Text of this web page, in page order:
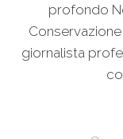
profondo
giornalista